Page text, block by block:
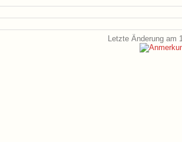
Letzte Änderung am